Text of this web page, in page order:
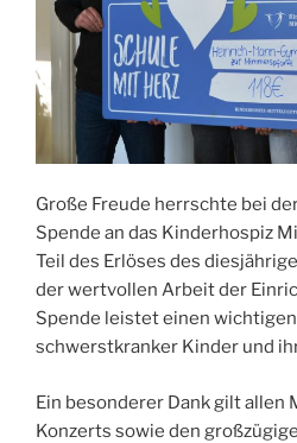
Große Freude herrschte bei
Spende an das Kinderhospiz
Teil des Erlöses des
der wertvollen Arbeit der
Spende leistet einen
schwerstkranker Kinder und
Ein besonderer Dank gilt allen
Konzerts sowie den